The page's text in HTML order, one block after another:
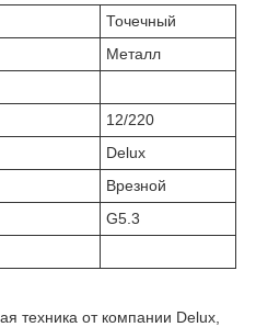
Точечный
Металл
12/220
Delux
Врезной
G5.3
техника от компании Delux,